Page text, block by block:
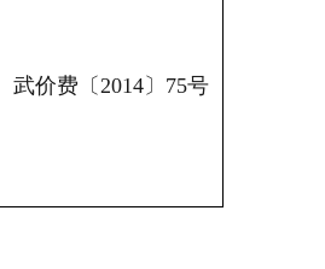
武价费〔2014〕75号